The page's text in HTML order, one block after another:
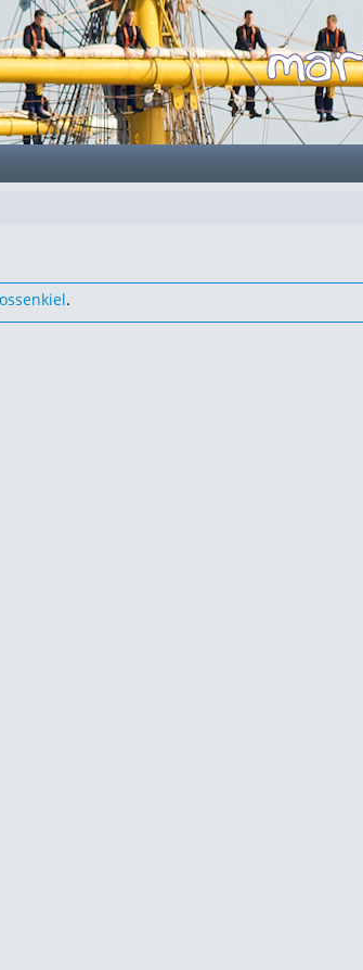
.